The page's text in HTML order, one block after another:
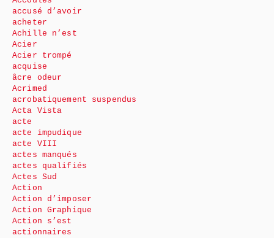
accusé d’avoir
acheter
Achille n’est
Acier
Acier trompé
acquise
âcre odeur
Acrimed
acrobatiquement suspendus
Acta Vista
acte
acte impudique
acte VIII
actes manqués
actes qualifiés
Actes Sud
Action
Action d’imposer
Action Graphique
Action s’est
actionnaires